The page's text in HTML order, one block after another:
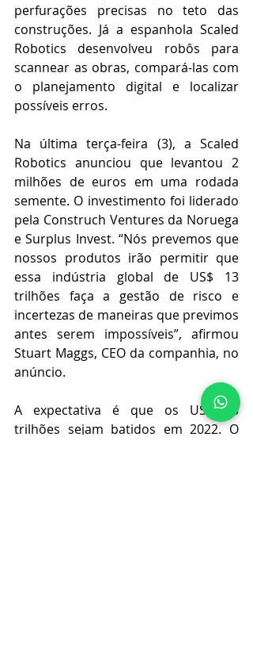
perfurações precisas no teto das
construções. Já a espanhola Scaled
Robotics desenvolveu robôs para
scannear as obras, compará-las com
o planejamento digital e localizar
possíveis erros.
Na última terça-feira (3), a Scaled
Robotics anunciou que levantou 2
milhões de euros em uma rodada
semente. O investimento foi liderado
pela Construch Ventures da Noruega
e Surplus Invest. “Nós prevemos que
nossos produtos irão permitir que
essa indústria global de US$ 13
trilhões faça a gestão de risco e
incertezas de maneiras que previmos
antes serem impossíveis”, afirmou
Stuart Maggs, CEO da companhia, no
anúncio.
A expectativa é que os US$ 13
trilhões sejam batidos em 2022. O